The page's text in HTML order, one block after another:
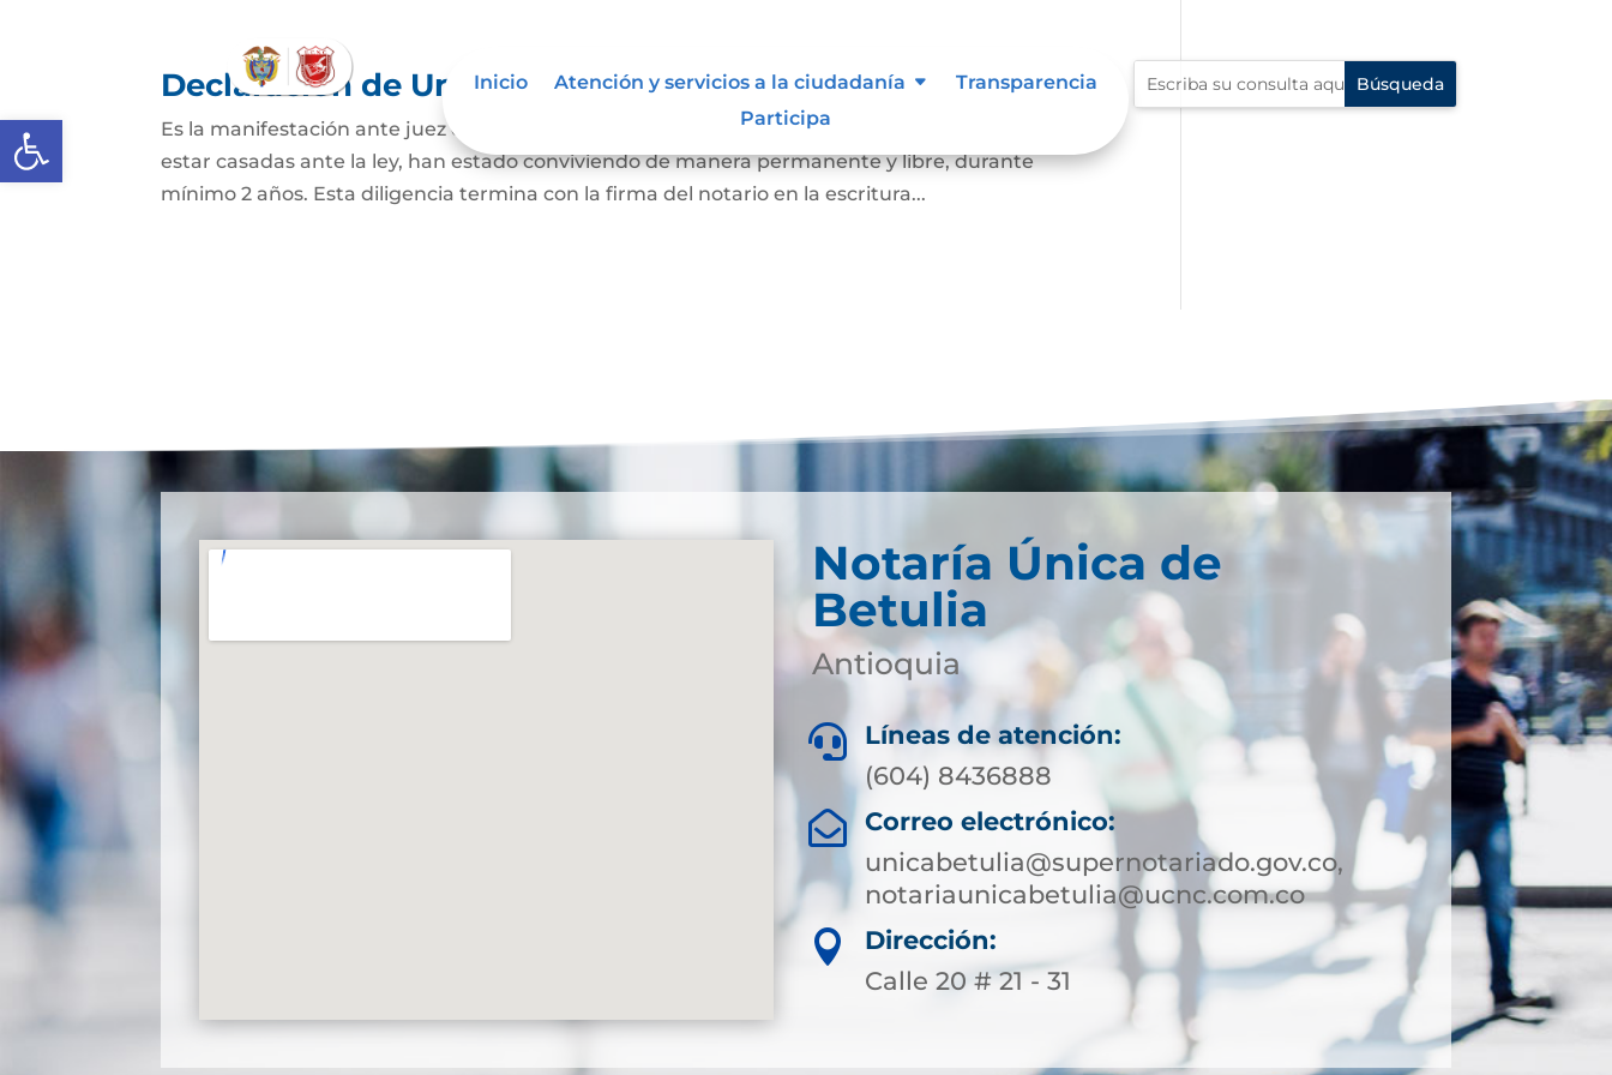
Abrir barra de herramientas
Inicio Atención y servicios a la ciudadanía
Transparencia
Participa
Declaración de Unión Marital de Hecho
Es la manifestación ante juez o notario de la existencia de la unión entre dos personas que, sin
estar casadas ante la ley, han estado conviviendo de manera permanente y libre, durante
mínimo 2 años. Esta diligencia termina con la firma del notario en la escritura...
Notaría Única de
Betulia
Antioquia

Líneas de atención:
(604) 8436888

Correo electrónico:
unicabetulia@supernotariado.gov.co,
notariaunicabetulia@ucnc.com.co

Dirección:
Calle 20 # 21 - 31